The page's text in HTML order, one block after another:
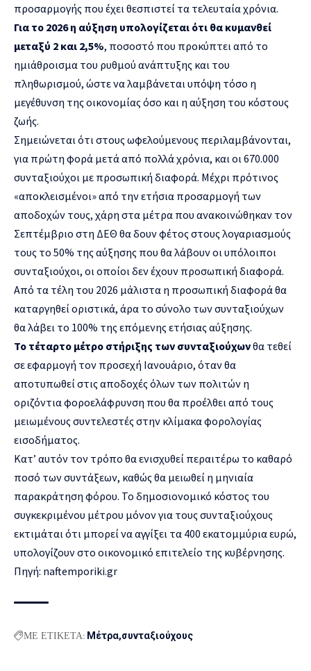
προσαρμογής που έχει θεσπιστεί τα τελευταία χρόνια.
Για το 2026 η αύξηση υπολογίζεται ότι θα κυμανθεί
μεταξύ 2 και 2,5%, ποσοστό που προκύπτει από το
ημιάθροισμα του ρυθμού ανάπτυξης και του
πληθωρισμού, ώστε να λαμβάνεται υπόψη τόσο η
μεγέθυνση της οικονομίας όσο και η αύξηση του κόστους
ζωής.
Σημειώνεται ότι στους ωφελούμενους περιλαμβάνονται,
για πρώτη φορά μετά από πολλά χρόνια, και οι 670.000
συνταξιούχοι με προσωπική διαφορά. Μέχρι πρότινος
«αποκλεισμένοι» από την ετήσια προσαρμογή των
αποδοχών τους, χάρη στα μέτρα που ανακοινώθηκαν τον
Σεπτέμβριο στη ΔΕΘ θα δουν φέτος στους λογαριασμούς
τους το 50% της αύξησης που θα λάβουν οι υπόλοιποι
συνταξιούχοι, οι οποίοι δεν έχουν προσωπική διαφορά.
Από τα τέλη του 2026 μάλιστα η προσωπική διαφορά θα
καταργηθεί οριστικά, άρα το σύνολο των συνταξιούχων
θα λάβει το 100% της επόμενης ετήσιας αύξησης.
Το τέταρτο μέτρο στήριξης των συνταξιούχωνθα τεθεί
σε εφαρμογή τον προσεχή Ιανουάριο, όταν θα
αποτυπωθεί στις αποδοχές όλων των πολιτών η
οριζόντια φοροελάφρυνση που θα προέλθει από τους
μειωμένους συντελεστές στην κλίμακα φορολογίας
εισοδήματος.
Κατ’ αυτόν τον τρόπο θα ενισχυθεί περαιτέρω το καθαρό
ποσό των συντάξεων, καθώς θα μειωθεί η μηνιαία
παρακράτηση φόρου. Το δημοσιονομικό κόστος του
συγκεκριμένου μέτρου μόνον για τους συνταξιούχους
εκτιμάται ότι μπορεί να αγγίξει τα 400 εκατομμύρια ευρώ,
υπολογίζουν στο οικονομικό επιτελείο της κυβέρνησης.
Πηγή: naftemporiki.gr
ΜΕ ΕΤΙΚΕΤΑ: Μέτρα συνταξιούχους